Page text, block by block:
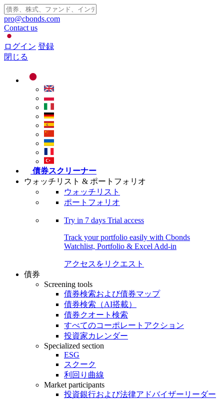
pro@cbonds.com
Contact us
ログイン 登録
閉じる
債券スクリーナー
ウォッチリスト & ポートフォリオ
ウォッチリスト
ポートフォリオ
Try in 7 days Trial access
Track your portfolio easily with Cbonds
Watchlist, Portfolio & Excel Add-in
アクセスをリクエスト
債券
Screening tools
債券検索および債券マップ
債券検索（AI搭載）
債券クオート検索
すべてのコーポレートアクション
投資家カレンダー
Specialized section
ESG
スクーク
利回り曲線
Market participants
投資銀行および法律アドバイザーリーダー